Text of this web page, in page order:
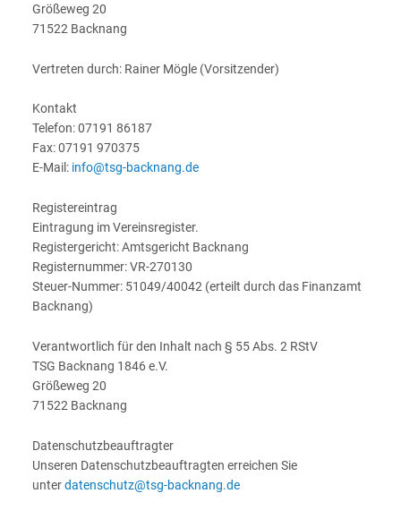
Größeweg 20
71522 Backnang
Vertreten durch: Rainer Mögle (Vorsitzender)
Kontakt
Telefon: 07191 86187
Fax: 07191 970375
E-Mail: info@tsg-backnang.de
Registereintrag
Eintragung im Vereinsregister.
Registergericht: Amtsgericht Backnang
Registernummer: VR-270130
Steuer-Nummer: 51049/40042 (erteilt durch das Finanzamt
Backnang)
Verantwortlich für den Inhalt nach § 55 Abs. 2 RStV
TSG Backnang 1846 e.V.
Größeweg 20
71522 Backnang
Datenschutzbeauftragter
Unseren Datenschutzbeauftragten erreichen Sie
unterdatenschutz@tsg-backnang.de